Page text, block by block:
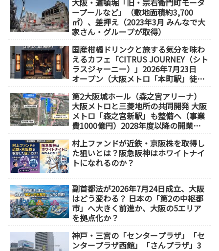
大阪・道頓堀「旧・宗右衛門町モータ
ープールなど」（敷地面積約3,700
㎡）、差押え（2023年3月 みんなで大
家さん・グループが取得）
国産柑橘ドリンクと旅する気分を味わ
えるカフェ「CITRUS JOURNEY（シト
ラスジャーニー）」2026年7月23日
オープン（大阪メトロ「本町駅」徒歩
第2大阪城ホール（森之宮アリーナ）
大阪メトロと三菱地所の共同開発 大阪
メトロ「森之宮新駅」も整備へ（事業
費1000億円）2028年度以降の開業
村上ファンドが近鉄・京阪株を取得し
た狙いとは？阪急阪神はホワイトナイ
トになれるのか？
副首都法が2026年7月24日成立、大阪
はどう変わる？ 日本の「第2の中枢都
市」へ大きく前進か、大阪の5エリア
を拠点化か？
神戸・三宮の「センタープラザ」「セ
ンタープラザ西館」「さんプラザ」3